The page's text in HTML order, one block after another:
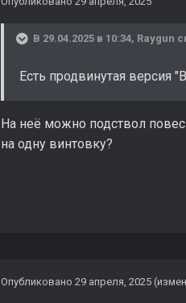
В 29.04.2025 в 10:34, Raygun
Есть продвинутая версия
На неё можно подствол
на одну винтовку?
Опубликовано 29 апреля, 2025